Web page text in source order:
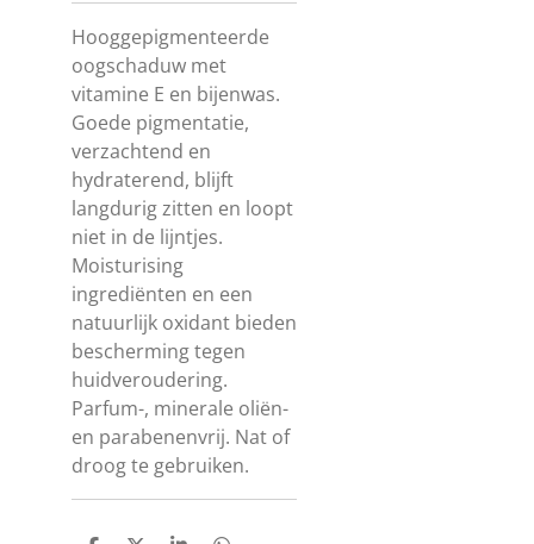
Hooggepigmenteerde
oogschaduw met
vitamine E en bijenwas.
Goede pigmentatie,
verzachtend en
hydraterend, blijft
langdurig zitten en loopt
niet in de lijntjes.
Moisturising
ingrediënten en een
natuurlijk oxidant bieden
bescherming tegen
huidveroudering.
Parfum-, minerale oliën-
en parabenenvrij. Nat of
droog te gebruiken.